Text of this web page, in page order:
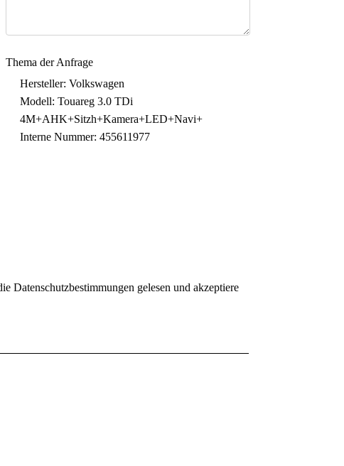
Thema der Anfrage
Hersteller: Volkswagen
Modell: Touareg 3.0 TDi
4M+AHK+Sitzh+Kamera+LED+Navi+
Interne Nummer: 455611977
Datenschutzbestimmungen gelesen und akzeptiere